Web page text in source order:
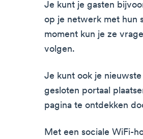
Je kunt je gasten
op je netwerk met hun
moment kun je ze
volgen.
Je kunt ook je
gesloten portaal
pagina te ontdekken
Met een sociale WiFi-